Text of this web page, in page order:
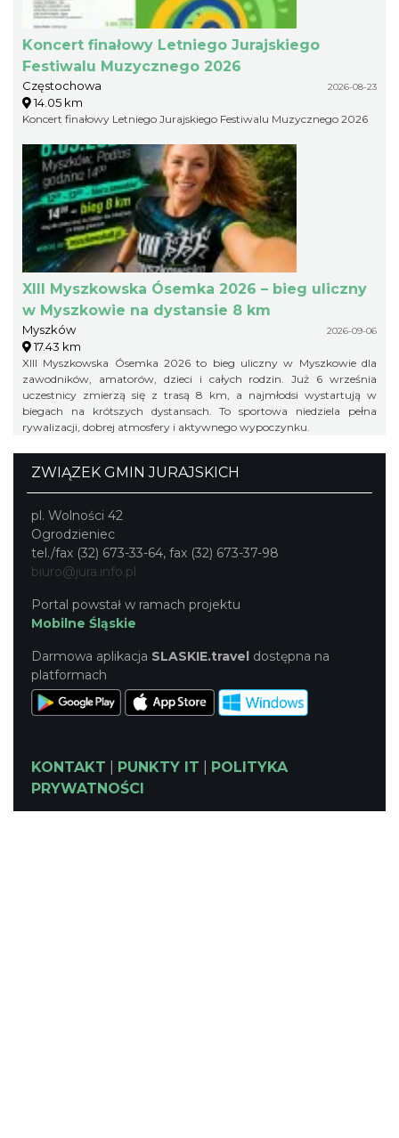
Koncert finałowy Letniego Jurajskiego
Festiwalu Muzycznego 2026
Częstochowa 2026-08-23
14.05 km
Koncert finałowy Letniego Jurajskiego Festiwalu Muzycznego 2026
XIII Myszkowska Ósemka 2026 – bieg uliczny
w Myszkowie na dystansie 8 km
Myszków 2026-09-06
17.43 km
XIII Myszkowska Ósemka 2026 to bieg uliczny w Myszkowie dla
zawodników, amatorów, dzieci i całych rodzin. Już 6 września
uczestnicy zmierzą się z trasą 8 km, a najmłodsi wystartują w
biegach na krótszych dystansach. To sportowa niedziela pełna
rywalizacji, dobrej atmosfery i aktywnego wypoczynku.
ZWIĄZEK GMIN JURAJSKICH
pl. Wolności 42
Ogrodzieniec
tel./fax (32) 673-33-64, fax (32) 673-37-98
biuro@jura.info.pl
Portal powstał w ramach projektu
Mobilne Śląskie
Darmowa aplikacja SLASKIE.travel dostępna na
platformach
KONTAKT PUNKTY IT
POLITYKA
PRYWATNOŚCI